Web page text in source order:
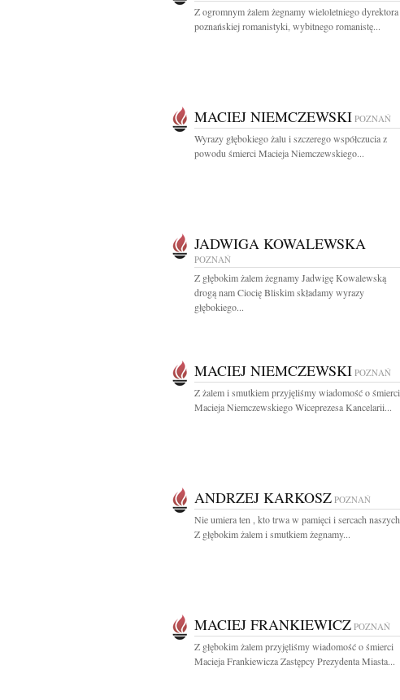
Z ogromnym żalem żegnamy wieloletniego dyrektora
poznańskiej romanistyki, wybitnego romanistę...
MACIEJ NIEMCZEWSKI POZNAŃ
Wyrazy głębokiego żalu i szczerego współczucia z
powodu śmierci Macieja Niemczewskiego...
JADWIGA KOWALEWSKA
POZNAŃ
Z głębokim żalem żegnamy Jadwigę Kowalewską
drogą nam Ciocię Bliskim składamy wyrazy
głębokiego...
MACIEJ NIEMCZEWSKI POZNAŃ
Z żalem i smutkiem przyjęliśmy wiadomość o śmierci
Macieja Niemczewskiego Wiceprezesa Kancelarii...
ANDRZEJ KARKOSZ POZNAŃ
Nie umiera ten , kto trwa w pamięci i sercach naszych
Z głębokim żalem i smutkiem żegnamy...
MACIEJ FRANKIEWICZ POZNAŃ
Z głębokim żalem przyjęliśmy wiadomość o śmierci
Macieja Frankiewicza Zastępcy Prezydenta Miasta...